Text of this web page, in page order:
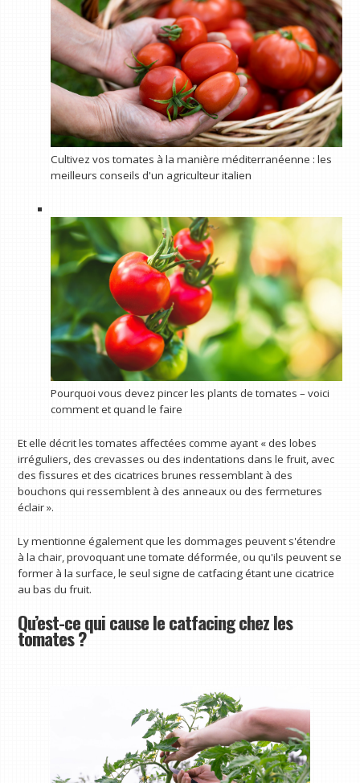
Cultivez vos tomates à la manière méditerranéenne : les
meilleurs conseils d'un agriculteur italien
Pourquoi vous devez pincer les plants de tomates – voici
comment et quand le faire
Et elle décrit les tomates affectées comme ayant « des lobes
irréguliers, des crevasses ou des indentations dans le fruit, avec
des fissures et des cicatrices brunes ressemblant à des
bouchons qui ressemblent à des anneaux ou des fermetures
éclair ».
Ly mentionne également que les dommages peuvent s'étendre
à la chair, provoquant une tomate déformée, ou qu'ils peuvent se
former à la surface, le seul signe de catfacing étant une cicatrice
au bas du fruit.
Qu’est-ce qui cause le catfacing chez les
tomates ?